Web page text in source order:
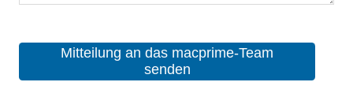
Mitteilung an das macprime-Team
senden